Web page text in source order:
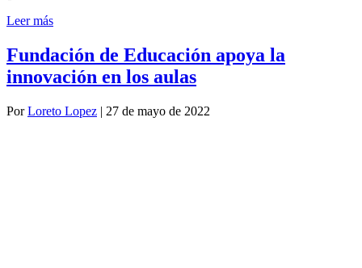
Leer más
Fundación de Educación apoya la
innovación en los aulas
PorLoreto Lopez | 27 de mayo de 2022